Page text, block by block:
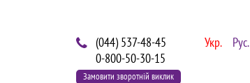
Укр. Рус.
(044) 537-48-45
0-800-50-30-15
Замовити зворотній виклик